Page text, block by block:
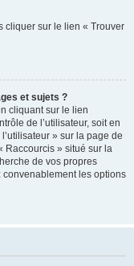
cliquer sur le lien « Trouver
et sujets ?
cliquant sur le lien
de l’utilisateur, soit en
» sur la page de
Raccourcis » situé sur la
de vos propres
les options